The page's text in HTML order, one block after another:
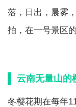
落，日出，晨雾
拍，在一号景区
云南无量山的
冬樱花期在每年